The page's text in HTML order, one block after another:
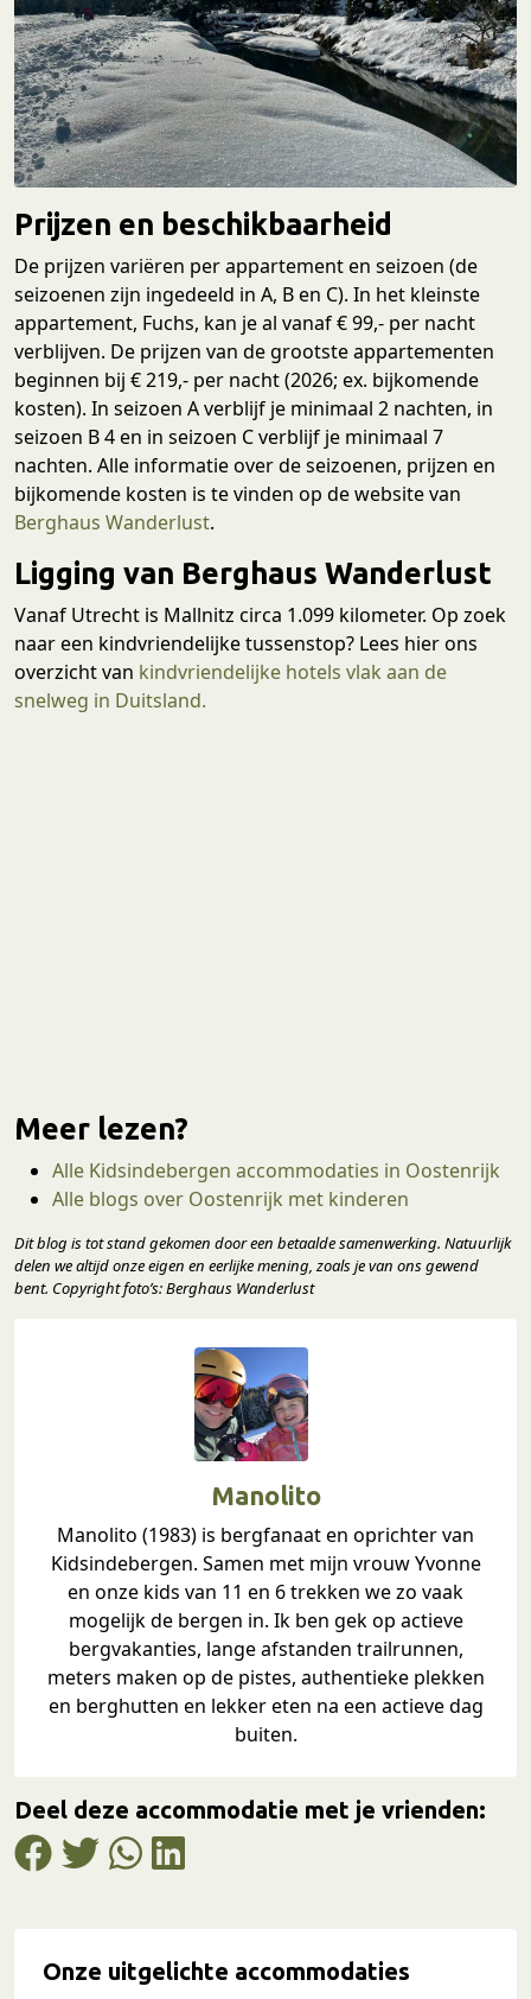
Prijzen en beschikbaarheid
De prijzen variëren per appartement en seizoen (de
seizoenen zijn ingedeeld in A, B en C). In het kleinste
appartement, Fuchs, kan je al vanaf € 99,- per nacht
verblijven. De prijzen van de grootste appartementen
beginnen bij € 219,- per nacht (2026; ex. bijkomende
kosten). In seizoen A verblijf je minimaal 2 nachten, in
seizoen B 4 en in seizoen C verblijf je minimaal 7
nachten. Alle informatie over de seizoenen, prijzen en
bijkomende kosten is te vinden op de website van
Berghaus Wanderlust.
Ligging van Berghaus Wanderlust
Vanaf Utrecht is Mallnitz circa 1.099 kilometer. Op zoek
naar een kindvriendelijke tussenstop? Lees hier ons
overzicht van kindvriendelijke hotels vlak aan de
snelweg in Duitsland.
Meer lezen?
Alle Kidsindebergen accommodaties in Oostenrijk
Alle blogs over Oostenrijk met kinderen
Dit blog is tot stand gekomen door een betaalde samenwerking. Natuurlijk
delen we altijd onze eigen en eerlijke mening, zoals je van ons gewend
bent. Copyright foto’s: Berghaus Wanderlust
Manolito
Manolito (1983) is bergfanaat en oprichter van
Kidsindebergen. Samen met mijn vrouw Yvonne
en onze kids van 11 en 6 trekken we zo vaak
mogelijk de bergen in. Ik ben gek op actieve
bergvakanties, lange afstanden trailrunnen,
meters maken op de pistes, authentieke plekken
en berghutten en lekker eten na een actieve dag
buiten.
Deel deze accommodatie met je vrienden:
Onze uitgelichte accommodaties